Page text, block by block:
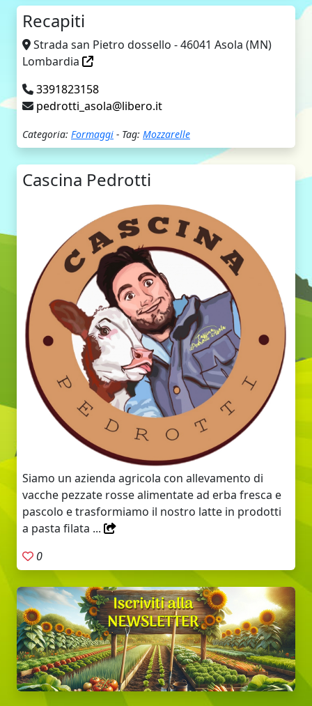
Recapiti
Strada san Pietro dossello - 46041 Asola (MN)
Lombardia
3391823158
pedrotti_asola@libero.it
Categoria: Formaggi - Tag: Mozzarelle
Cascina Pedrotti
Siamo un azienda agricola con allevamento di
vacche pezzate rosse alimentate ad erba fresca e
pascolo e trasformiamo il nostro latte in prodotti
a pasta filata ...
0